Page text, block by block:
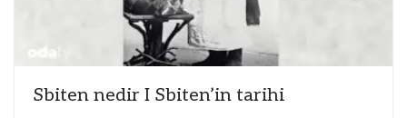
Sbiten nedir I Sbiten’in tarihi